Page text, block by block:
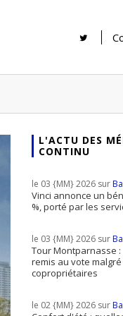
idée mais...
Le print
il encore sa
Rénover une
supports
inscrire
à notre
L'ACTU DES
CONTINU
le 03 {MM} 2026 sur
Vinci annonce un
%, porté par les
le 03 {MM} 2026 sur
Tour Montparnasse
remis au vote
copropriétaires
le 02 {MM} 2026 sur